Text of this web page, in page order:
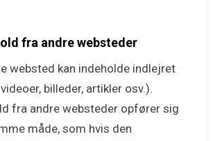
fra andre websteder
websted kan indeholde indlejret
billeder, artikler osv.).
fra andre websteder opfører sig
måde, som hvis den